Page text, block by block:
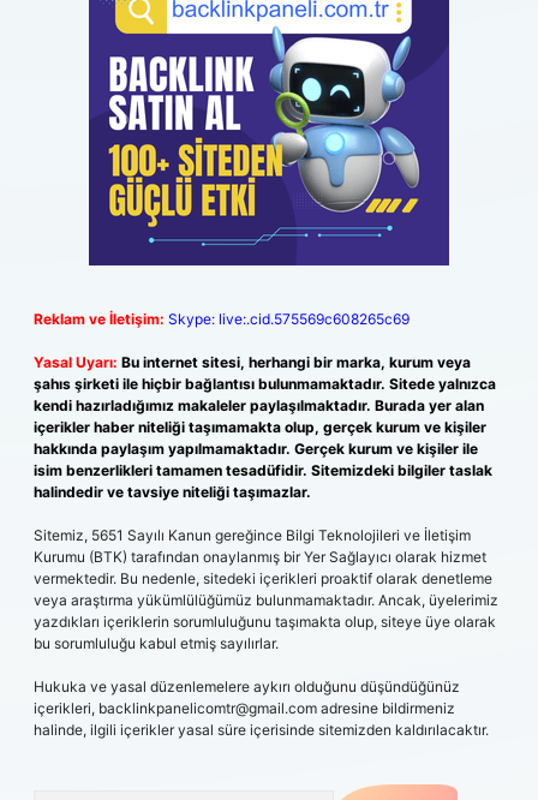
Reklam ve İletişim: Skype: live:.cid.575569c608265c69
Yasal Uyarı: Bu internet sitesi, herhangi bir marka, kurum veya
şahıs şirketi ile hiçbir bağlantısı bulunmamaktadır. Sitede yalnızca
kendi hazırladığımız makaleler paylaşılmaktadır. Burada yer alan
içerikler haber niteliği taşımamakta olup, gerçek kurum ve kişiler
hakkında paylaşım yapılmamaktadır. Gerçek kurum ve kişiler ile
isim benzerlikleri tamamen tesadüfidir. Sitemizdeki bilgiler taslak
halindedir ve tavsiye niteliği taşımazlar.
Sitemiz, 5651 Sayılı Kanun gereğince Bilgi Teknolojileri ve İletişim
Kurumu (BTK) tarafından onaylanmış bir Yer Sağlayıcı olarak hizmet
vermektedir. Bu nedenle, sitedeki içerikleri proaktif olarak denetleme
veya araştırma yükümlülüğümüz bulunmamaktadır. Ancak, üyelerimiz
yazdıkları içeriklerin sorumluluğunu taşımakta olup, siteye üye olarak
bu sorumluluğu kabul etmiş sayılırlar.
Hukuka ve yasal düzenlemelere aykırı olduğunu düşündüğünüz
içerikleri, backlinkpanelicomtr@gmail.com adresine bildirmeniz
halinde, ilgili içerikler yasal süre içerisinde sitemizden kaldırılacaktır.